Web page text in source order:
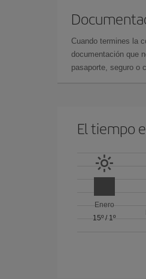
Cuando termines la
documentación que
pasaporte, seguro o
El tiempo
Enero
15º / 1º